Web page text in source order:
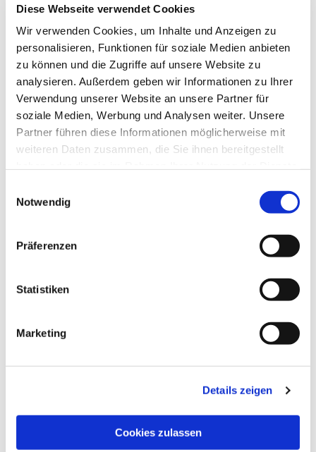
Diese Webseite verwendet Cookies
Wir verwenden Cookies, um Inhalte und Anzeigen zu
personalisieren, Funktionen für soziale Medien anbieten
zu können und die Zugriffe auf unsere Website zu
analysieren. Außerdem geben wir Informationen zu Ihrer
Verwendung unserer Website an unsere Partner für
soziale Medien, Werbung und Analysen weiter. Unsere
Partner führen diese Informationen möglicherweise mit
weiteren Daten zusammen, die Sie ihnen bereitgestellt
Notwendig
Präferenzen
Statistiken
Marketing
Details zeigen
Cookies zulassen